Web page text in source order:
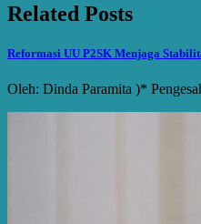
Related Posts
Reformasi UU P2SK Menjaga
Oleh: Dinda Paramita )*